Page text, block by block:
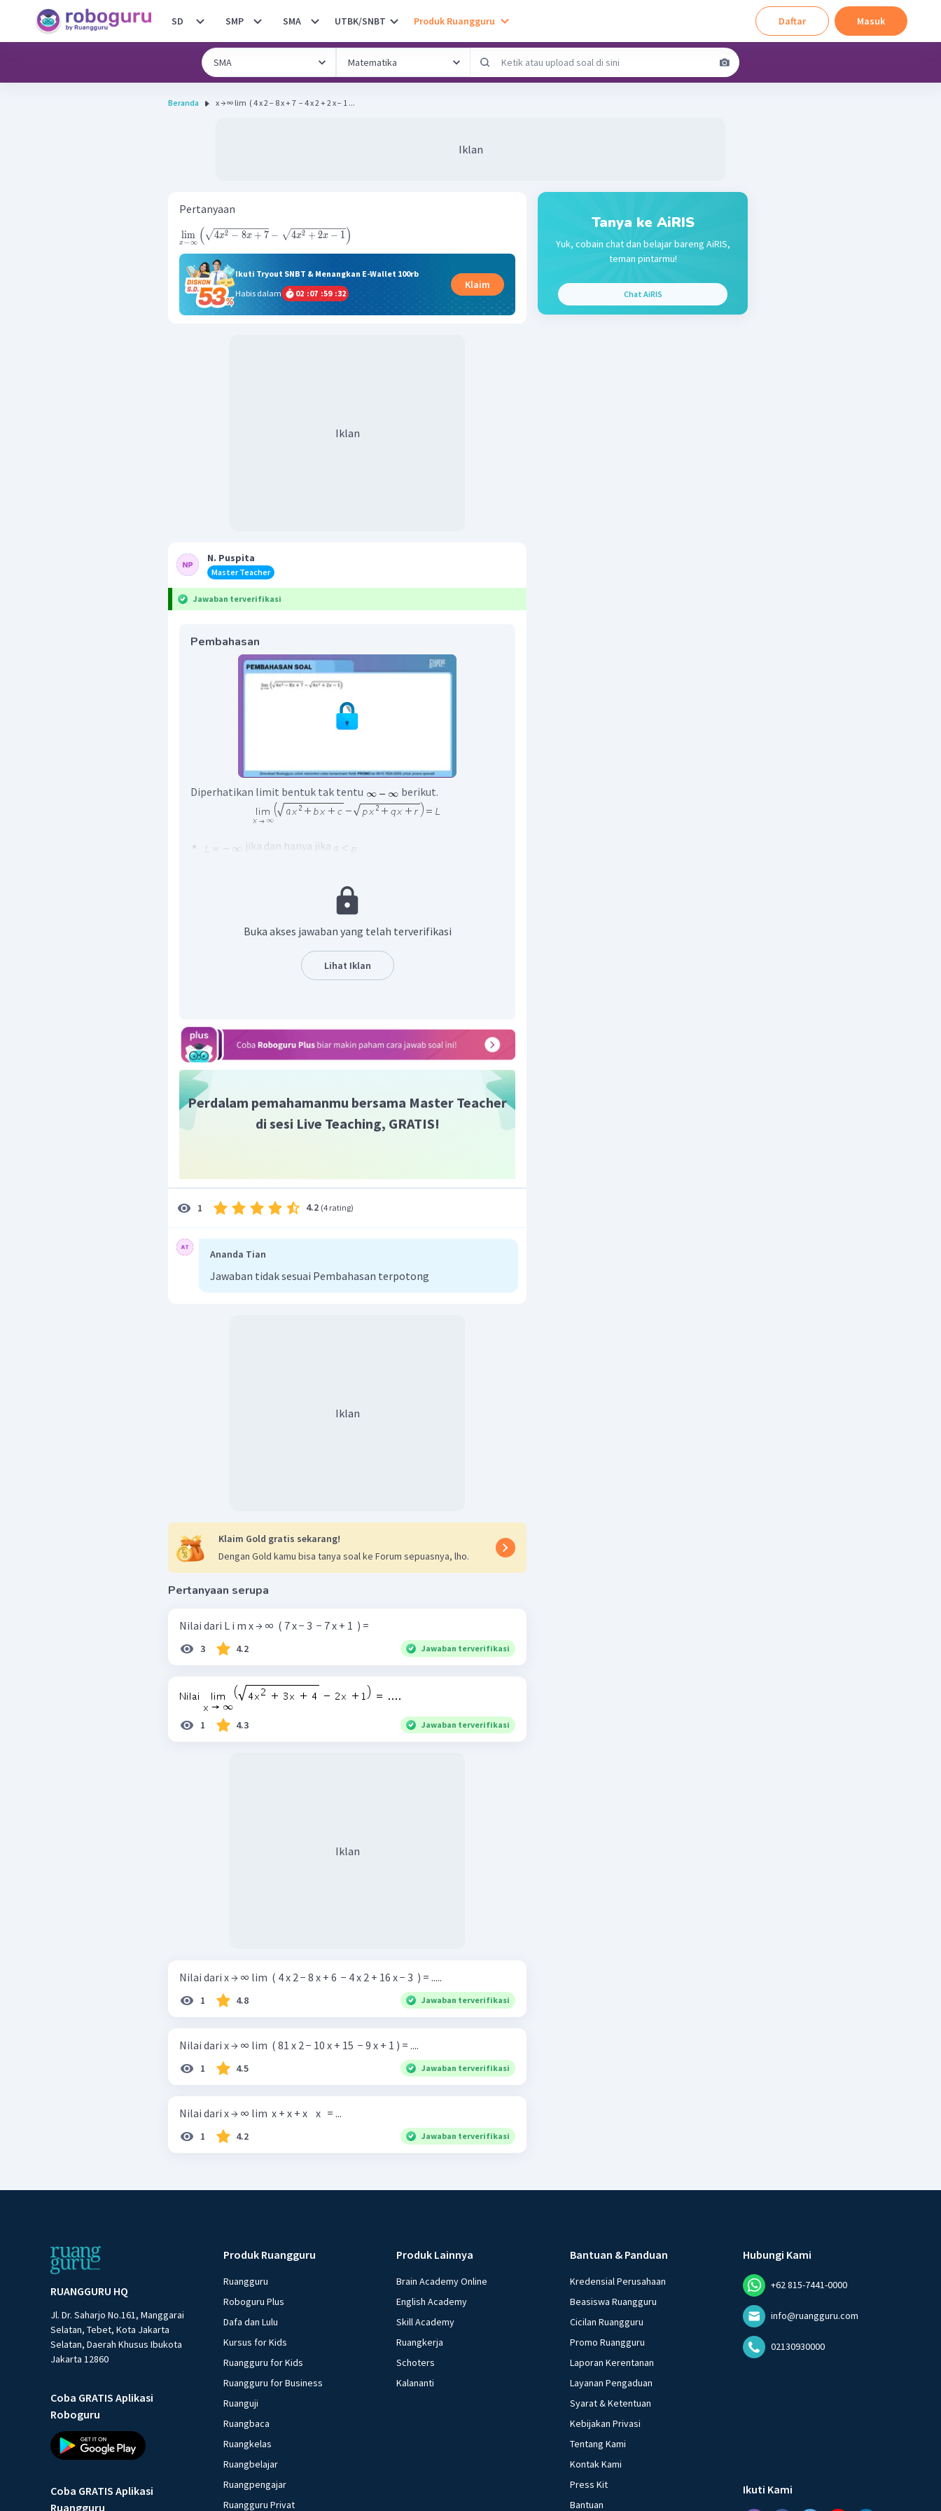
SD SMP SMA UTBK/SNBT Produk Ruangguru Daftar Masuk
Beranda x → ∞ lim ​ ( 4 x 2 − 8 x + 7 ​ − 4 x 2 + 2 x − 1 ...
Iklan
Pertanyaan
x→∞
lim ( 4x2 − 8x + 7 − 4x2 + 2x − 1)
Ikuti Tryout SNBT & Menangkan E-Wallet 100rb
Habis dalam
02 :07 :59 :32
Klaim
Iklan
N. Puspita
Master Teacher
Jawaban terverifikasi
Pembahasan
Diperhatikan limit bentuk tak tentu berikut.
jika dan hanya jika
Buka akses jawaban yang telah terverifikasi
Lihat Iklan
Perdalam pemahamanmu bersama Master Teacher
di sesi Live Teaching, GRATIS!
1 4.2 (4 rating)
Ananda Tian
Jawaban tidak sesuai Pembahasan terpotong
Iklan
Klaim Gold gratis sekarang!
Dengan Gold kamu bisa tanya soal ke Forum sepuasnya, lho.
Pertanyaan serupa
Nilai dari L i m x → ∞ ​ ( 7 x − 3 ​ − 7 x + 1 ​ ) =
3 4.2 Jawaban terverifikasi
1 4.3 Jawaban terverifikasi
Iklan
Nilai dari x → ∞ lim ​ ( 4 x 2 − 8 x + 6 ​ − 4 x 2 + 16 x − 3 ​ ) = .....
1 4.8 Jawaban terverifikasi
Nilai dari x → ∞ lim ​ ( 81 x 2 − 10 x + 15 ​ − 9 x + 1 ) = ....
1 4.5 Jawaban terverifikasi
Nilai dari x → ∞ lim ​ x + x + x ​ ​ ​ x ​ ​ = ...
1 4.2 Jawaban terverifikasi
Tanya ke AiRIS
Yuk, cobain chat dan belajar bareng AiRIS,
teman pintarmu!
Chat AiRIS
RUANGGURU HQ
Jl. Dr. Saharjo No.161, Manggarai
Selatan, Tebet, Kota Jakarta
Selatan, Daerah Khusus Ibukota
Jakarta 12860
Coba GRATIS Aplikasi
Roboguru
Coba GRATIS Aplikasi
Ruangguru
Produk Ruangguru
Ruangguru
Roboguru Plus
Dafa dan Lulu
Kursus for Kids
Ruangguru for Kids
Ruangguru for Business
Ruanguji
Ruangbaca
Ruangkelas
Ruangbelajar
Ruangpengajar
Ruangguru Privat
Produk Lainnya
Brain Academy Online
English Academy
Skill Academy
Ruangkerja
Schoters
Kalananti
Bantuan & Panduan
Kredensial Perusahaan
Beasiswa Ruangguru
Cicilan Ruangguru
Promo Ruangguru
Laporan Kerentanan
Layanan Pengaduan
Syarat & Ketentuan
Kebijakan Privasi
Tentang Kami
Kontak Kami
Press Kit
Bantuan
Hubungi Kami
+62 815-7441-0000
info@ruangguru.com
02130930000
Ikuti Kami